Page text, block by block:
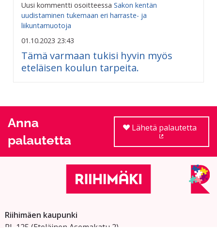
Uusi kommentti osoitteessa Sakon kentän
uudistaminen tukemaan eri harraste- ja
liikuntamuotoja
01.10.2023 23:43
Tämä varmaan tukisi hyvin myös
eteläisen koulun tarpeita.
Anna
palautetta
Lähetä palautetta
Riihimäen kaupunki